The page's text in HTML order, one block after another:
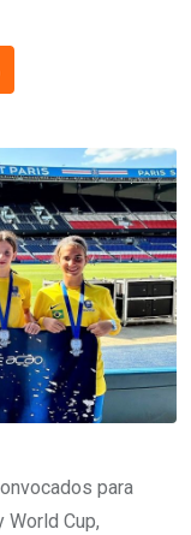
para
World Cup,